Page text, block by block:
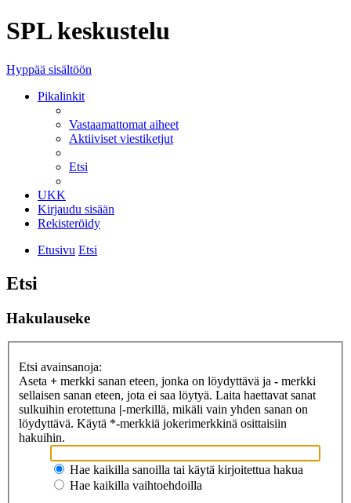
SPL keskustelu
Hyppää sisältöön
Pikalinkit
Vastaamattomat aiheet
Aktiiviset viestiketjut
Etsi
UKK
Kirjaudu sisään
Rekisteröidy
Etusivu Etsi
Etsi
Hakulauseke
Etsi avainsanoja:
Aseta + merkki sanan eteen, jonka on löydyttävä ja - merkki
sellaisen sanan eteen, jota ei saa löytyä. Laita haettavat sanat
sulkuihin erotettuna |-merkillä, mikäli vain yhden sanan on
löydyttävä. Käytä *-merkkiä jokerimerkkinä osittaisiin
hakuihin.
Hae kaikilla sanoilla tai käytä kirjoitettua hakua
Hae kaikilla vaihtoehdoilla